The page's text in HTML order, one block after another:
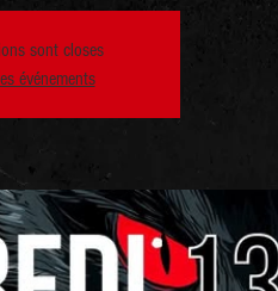
sont closes
événements